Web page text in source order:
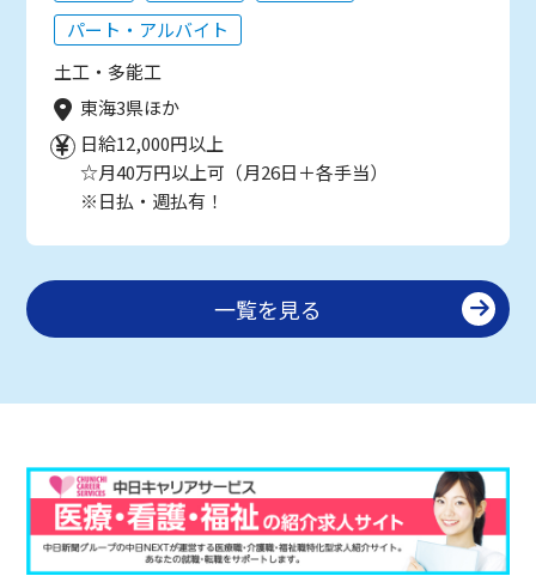
パート・アルバイト
土工・多能工
東海3県ほか
日給12,000円以上
☆月40万円以上可（月26日＋各手当）
※日払・週払有！
一覧を見る